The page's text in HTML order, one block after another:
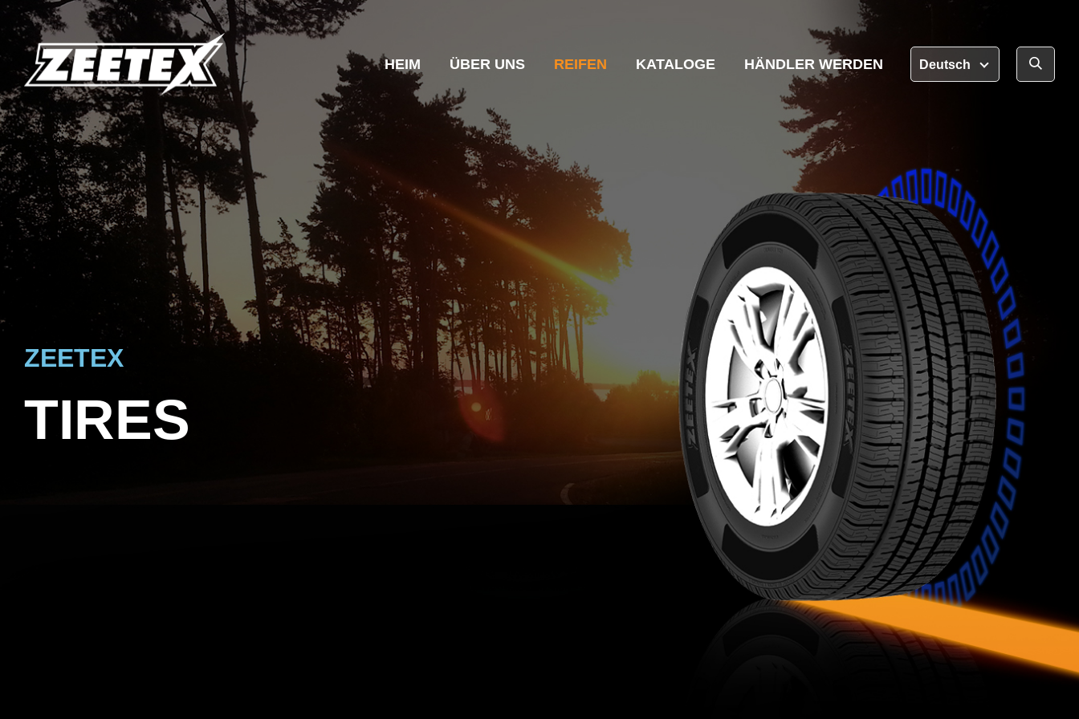
HEIM ÜBER UNS REIFEN KATALOGE HÄNDLER WERDEN Deutsch
ZEETEX
TIRES